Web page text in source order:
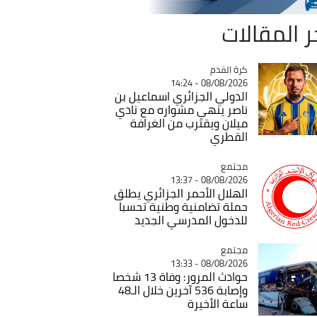
المقالات
Catégorie
كرة القدم
08/08/2026 - 14:24
الدولي الجزائري اسماعيل بن
ناصر ينهي مشواره مع نادي
ميلان ويقترب من الغرافة
القطري
Catégorie
مجتمع
08/08/2026 - 13:37
الهلال الأحمر الجزائري يطلق
حملة تضامنية وطنية تحسبا
للدخول المدرسي الجديد
Catégorie
مجتمع
08/08/2026 - 13:33
حوادث المرور: وفاة 13 شخصا
وإصابة 536 آخرين خلال الـ48
ساعة الأخيرة